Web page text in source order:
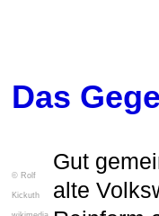
Das
© Rolf
Kickuth
Gut
alte